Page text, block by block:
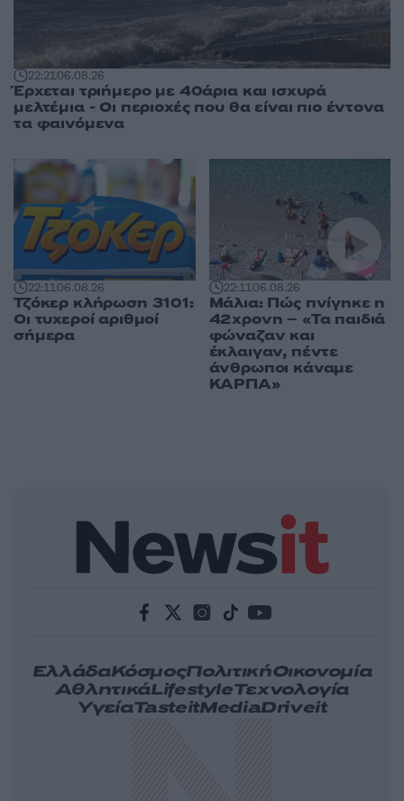
22:2106.08.26
Έρχεται τριήμερο με 40άρια και ισχυρά
μελτέμια - Οι περιοχές που θα είναι πιο έντονα
τα φαινόμενα
22:1106.08.26
Τζόκερ κλήρωση 3101:
Οι τυχεροί αριθμοί
σήμερα
22:1106.08.26
Μάλια: Πώς πνίγηκε η
42χρονη – «Τα παιδιά
φώναζαν και
έκλαιγαν, πέντε
άνθρωποι κάναμε
ΚΑΡΠΑ»
ΕλλάδαΚόσμοςΠολιτικήΟικονομία
ΑθλητικάLifestyleΤεχνολογία
ΥγείαTasteitMediaDriveit